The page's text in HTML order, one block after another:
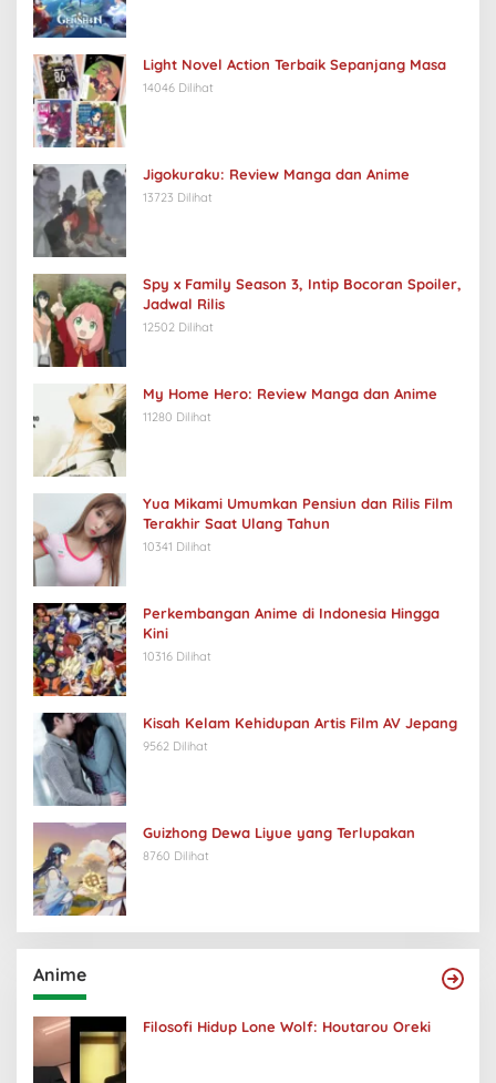
Light Novel Action Terbaik Sepanjang Masa
14046 Dilihat
Jigokuraku: Review Manga dan Anime
13723 Dilihat
Spy x Family Season 3, Intip Bocoran Spoiler,
Jadwal Rilis
12502 Dilihat
My Home Hero: Review Manga dan Anime
11280 Dilihat
Yua Mikami Umumkan Pensiun dan Rilis Film
Terakhir Saat Ulang Tahun
10341 Dilihat
Perkembangan Anime di Indonesia Hingga
Kini
10316 Dilihat
Kisah Kelam Kehidupan Artis Film AV Jepang
9562 Dilihat
Guizhong Dewa Liyue yang Terlupakan
8760 Dilihat
Anime
Filosofi Hidup Lone Wolf: Houtarou Oreki